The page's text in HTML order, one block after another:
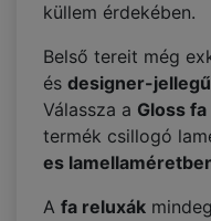
küllem érdekében.
Belső tereit még
és designer-
Válassza a Gloss
termék csillogó
es
A fa reluxák